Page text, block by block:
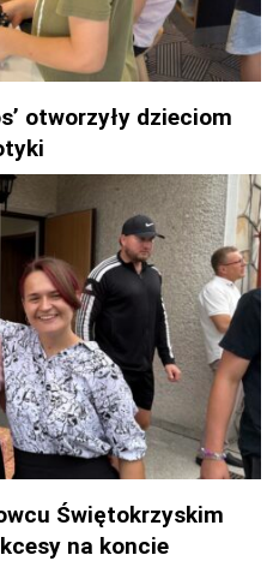
otworzyły dzieciom
Świętokrzyskim
na koncie